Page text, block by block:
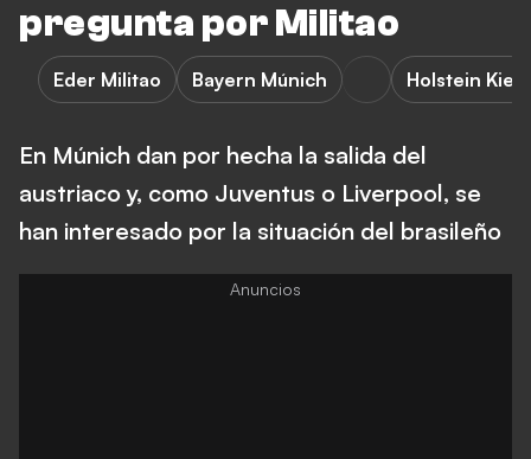
pregunta por Militao
Eder Militao Bayern Múnich Holstein Kiel
En Múnich dan por hecha la salida del
austriaco y, como Juventus o Liverpool, se
han interesado por la situación del brasileño